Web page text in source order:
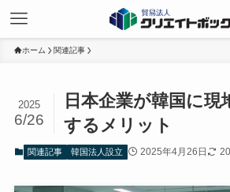
ホーム 関連記事
日本企業が韓国に現
するメリット
2025
6/26
関連記事 韓国法人設立 2025年4月26日